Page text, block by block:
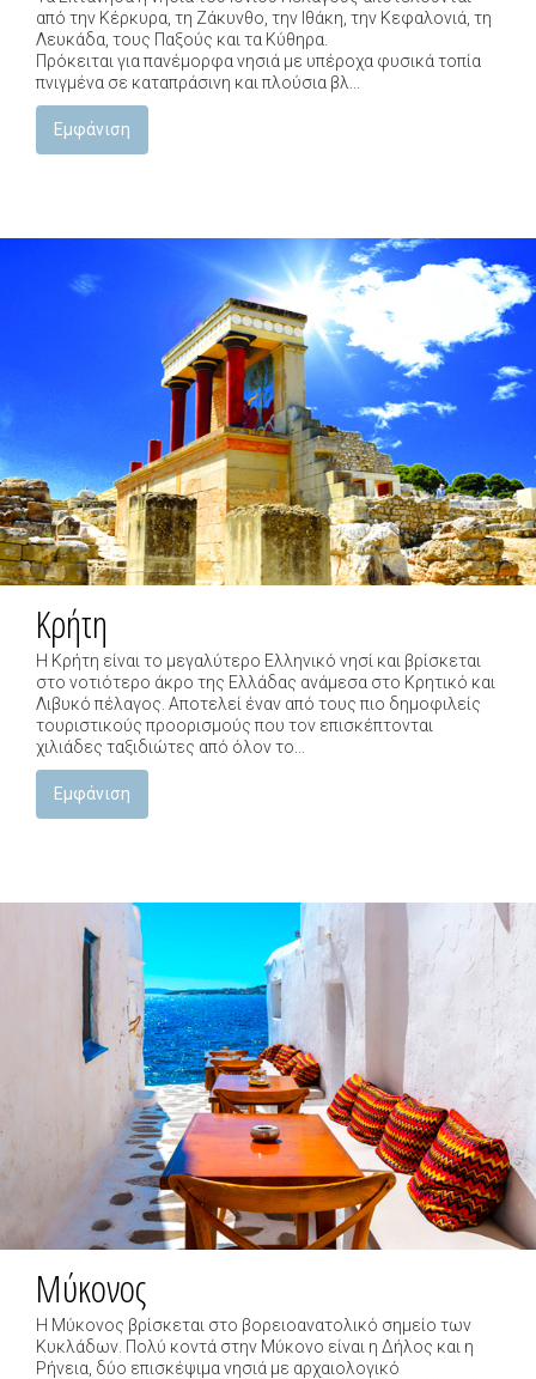
από την Κέρκυρα, τη Ζάκυνθο, την Ιθάκη, την Κεφαλονιά, τη
Λευκάδα, τους Παξούς και τα Κύθηρα.
Πρόκειται για πανέμορφα νησιά με υπέροχα φυσικά τοπία
πνιγμένα σε καταπράσινη και πλούσια βλ...
Εμφάνιση
Κρήτη
Η Κρήτη είναι το μεγαλύτερο Ελληνικό νησί και βρίσκεται
στο νοτιότερο άκρο της Ελλάδας ανάμεσα στο Κρητικό και
Λιβυκό πέλαγος. Αποτελεί έναν από τους πιο δημοφιλείς
τουριστικούς προορισμούς που τον επισκέπτονται
χιλιάδες ταξιδιώτες από όλον το...
Εμφάνιση
Μύκονος
Η Μύκονος βρίσκεται στο βορειοανατολικό σημείο των
Κυκλάδων. Πολύ κοντά στην Μύκονο είναι η Δήλος και η
Ρήνεια, δύο επισκέψιμα νησιά με αρχαιολογικό